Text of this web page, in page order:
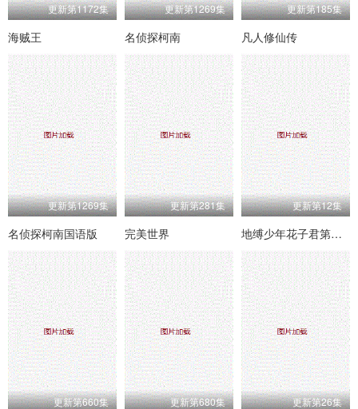
更新第1172集
海贼王
更新第1269集
名侦探柯南
更新第185集
凡人修仙传
更新第1269集
名侦探柯南国语版
更新第281集
完美世界
更新第12集
地缚少年花子君第二季
更新第660集 更新第680集 更新第26集